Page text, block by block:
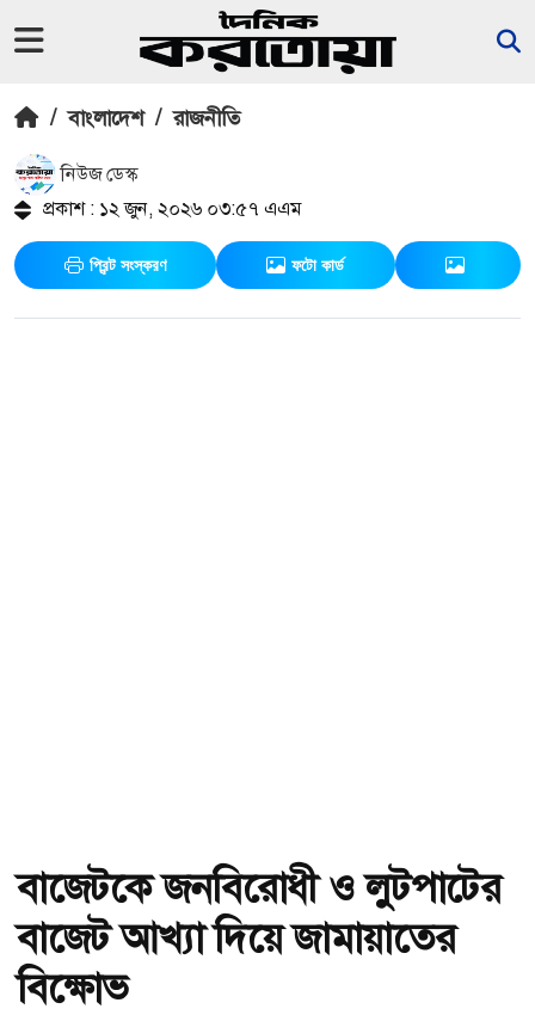
/ বাংলাদেশ / রাজনীতি
নিউজ ডেস্ক
প্রকাশ : ১২ জুন, ২০২৬ ০৩:৫৭ এএম
প্রিন্ট সংস্করণ ফটো কার্ড
বাজেটকে জনবিরোধী ও লুটপাটের
বাজেট আখ্যা দিয়ে জামায়াতের
বিক্ষোভ